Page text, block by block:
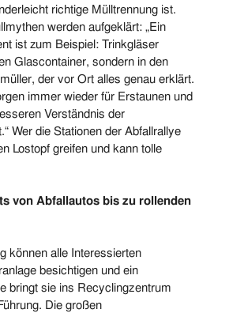
richtige Mülltrennung ist.
werden aufgeklärt: „Ein
ist zum Beispiel: Trinkgläser
Glascontainer, sondern in den
der vor Ort alles genau erklärt.
immer wieder für Erstaunen und
Verständnis der
Wer die Stationen der Abfallrallye
Lostopf greifen und kann tolle
von Abfallautos bis zu rollenden
können alle Interessierten
besichtigen und ein
bringt sie ins Recyclingzentrum
Die großen